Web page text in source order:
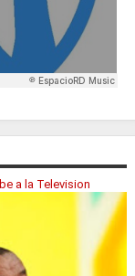
a la Television